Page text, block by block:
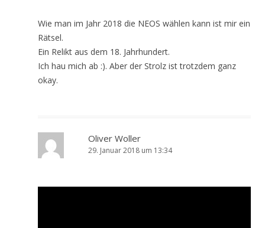
Wie man im Jahr 2018 die NEOS wählen kann ist mir ein
Rätsel.
Ein Relikt aus dem 18. Jahrhundert.
Ich hau mich ab :). Aber der Strolz ist trotzdem ganz
okay.
Oliver Woller
29. Januar 2018 um 13:34